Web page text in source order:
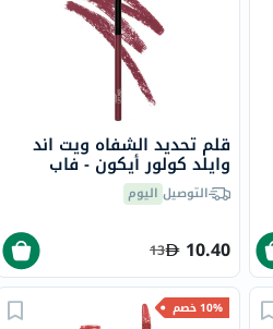
قلم تحديد الشفاه ويت اند
وايلد كولور أيكون - فاب
فوشياالتوصيل اليوم
10.40
13
10% خصم